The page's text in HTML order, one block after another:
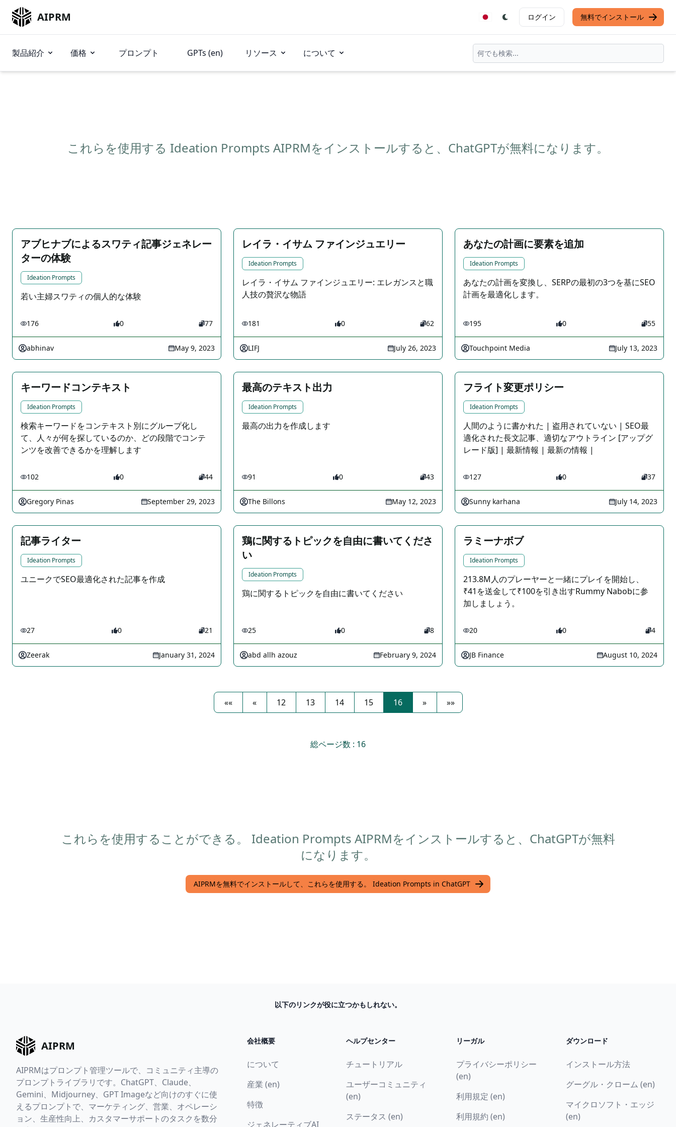
AIPRM ログイン 無料でインストール
製品紹介 価格 プロンプト GPTs (en) リソース について
これらを使用する Ideation Prompts AIPRMをインストールすると、ChatGPTが無料になります。
アブヒナブによるスワティ記事ジェネレー
ターの体験
Ideation Prompts
若い主婦スワティの個人的な体験
176 0 77
abhinav May 9, 2023
レイラ・イサム ファインジュエリー
Ideation Prompts
レイラ・イサム ファインジュエリー: エレガンスと職
人技の贅沢な物語
181 0 62
LIFJ July 26, 2023
あなたの計画に要素を追加
Ideation Prompts
あなたの計画を変換し、SERPの最初の3つを基にSEO
計画を最適化します。
195 0 55
Touchpoint Media July 13, 2023
キーワードコンテキスト
Ideation Prompts
検索キーワードをコンテキスト別にグループ化し
て、人々が何を探しているのか、どの段階でコンテ
ンツを改善できるかを理解します
102 0 44
Gregory Pinas September 29, 2023
最高のテキスト出力
Ideation Prompts
最高の出力を作成します
91 0 43
The Billons May 12, 2023
フライト変更ポリシー
Ideation Prompts
人間のように書かれた | 盗用されていない | SEO最
適化された長文記事、適切なアウトライン [アップグ
レード版] | 最新情報 | 最新の情報 |
127 0 37
Sunny karhana July 14, 2023
記事ライター
Ideation Prompts
ユニークでSEO最適化された記事を作成
27 0 21
Zeerak January 31, 2024
鶏に関するトピックを自由に書いてくださ
い
Ideation Prompts
鶏に関するトピックを自由に書いてください
25 0 8
abd allh azouz February 9, 2024
ラミーナボブ
Ideation Prompts
213.8M人のプレーヤーと一緒にプレイを開始し、
₹41を送金して₹100を引き出すRummy Nabobに参
加しましょう。
20 0 4
JB Finance August 10, 2024
«« « 12 13 14 15 16 » »»
総ページ数 : 16
これらを使用することができる。 Ideation Prompts AIPRMをインストールすると、ChatGPTが無料
になります。
AIPRMを無料でインストールして、これらを使用する。 Ideation Prompts in ChatGPT
以下のリンクが役に立つかもしれない。
AIPRM
AIPRMはプロンプト管理ツールで、コミュニティ主導の
プロンプトライブラリです。ChatGPT、Claude、
Gemini、Midjourney、GPT Imageなど向けのすぐに使
えるプロンプトで、マーケティング、営業、オペレーシ
ョン、生産性向上、カスタマーサポートのタスクを数分
会社概要
について
産業 (en)
特徴
ジェネレーティブAI
ヘルプセンター
チュートリアル
ユーザーコミュニティ
(en)
ステータス (en)
リーガル
プライバシーポリシー
(en)
利用規定 (en)
利用規約 (en)
ダウンロード
インストール方法
グーグル・クローム (en)
マイクロソフト・エッジ
(en)